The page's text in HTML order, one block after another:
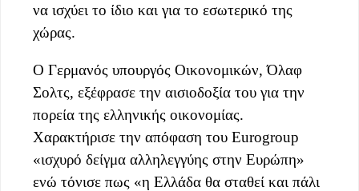
να ισχύει το ίδιο και για το εσωτερικό της
χώρας.
Ο Γερμανός υπουργός Οικονομικών, Όλαφ
Σολτς, εξέφρασε την αισιοδοξία του για την
πορεία της ελληνικής οικονομίας.
Χαρακτήρισε την απόφαση του Eurogroup
«ισχυρό δείγμα αλληλεγγύης στην Ευρώπη»
ενώ τόνισε πως «η Ελλάδα θα σταθεί και πάλι